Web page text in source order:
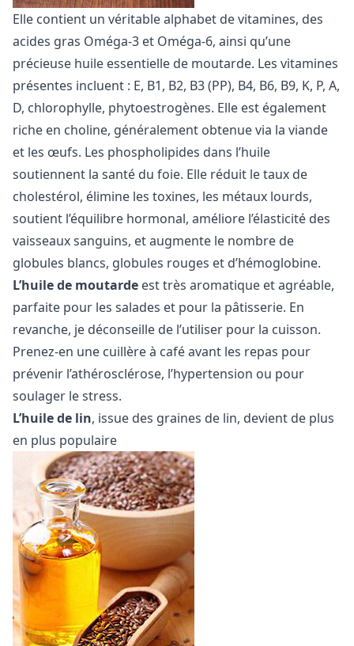
Elle contient un véritable alphabet de vitamines, des
acides gras Oméga-3 et Oméga-6, ainsi qu’une
précieuse huile essentielle de moutarde. Les vitamines
présentes incluent : E, B1, B2, B3 (PP), B4, B6, B9, K, P, A,
D, chlorophylle, phytoestrogènes. Elle est également
riche en choline, généralement obtenue via la viande
et les œufs. Les phospholipides dans l’huile
soutiennent la santé du foie. Elle réduit le taux de
cholestérol, élimine les toxines, les métaux lourds,
soutient l’équilibre hormonal, améliore l’élasticité des
vaisseaux sanguins, et augmente le nombre de
globules blancs, globules rouges et d’hémoglobine.
L’huile de moutarde est très aromatique et agréable,
parfaite pour les salades et pour la pâtisserie. En
revanche, je déconseille de l’utiliser pour la cuisson.
Prenez-en une cuillère à café avant les repas pour
prévenir l’athérosclérose, l’hypertension ou pour
soulager le stress.
L’huile de lin, issue des graines de lin, devient de plus
en plus populaire